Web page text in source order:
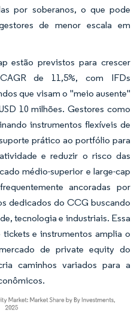
por soberanos, o que pode
de menor escala em
estão previstos para crescer
de 11,5%, com IFDs
que visam o "meio ausente"
10 milhões. Gestores como
instrumentos flexíveis de
prático ao portfólio para
e reduzir o risco das
médio-superior e large-cap
ancoradas por
dedicados do CCG buscando
tecnologia e industriais. Essa
e instrumentos amplia o
de private equity do
caminhos variados para a